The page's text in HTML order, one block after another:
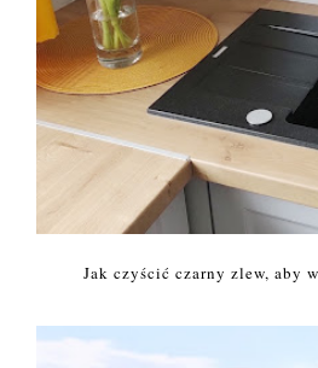
Jak czyścić czarny zlew, aby